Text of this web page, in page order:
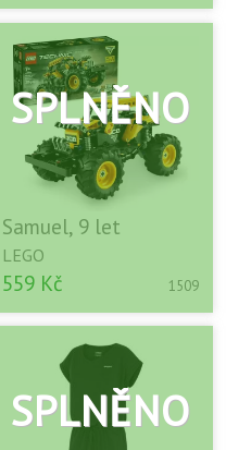
Samuel, 9 let
LEGO
559 Kč 1509